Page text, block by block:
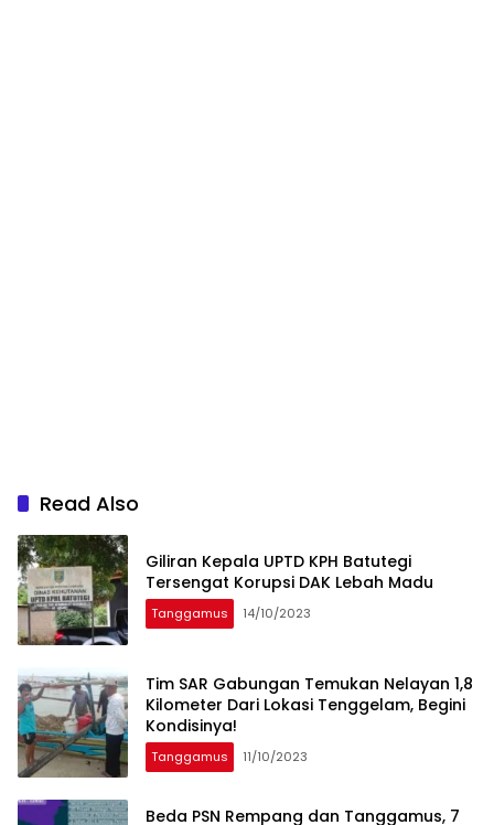
Read Also
Giliran Kepala UPTD KPH Batutegi
Tersengat Korupsi DAK Lebah Madu
Tanggamus 14/10/2023
Tim SAR Gabungan Temukan Nelayan 1,8
Kilometer Dari Lokasi Tenggelam, Begini
Kondisinya!
Tanggamus 11/10/2023
Beda PSN Rempang dan Tanggamus, 7